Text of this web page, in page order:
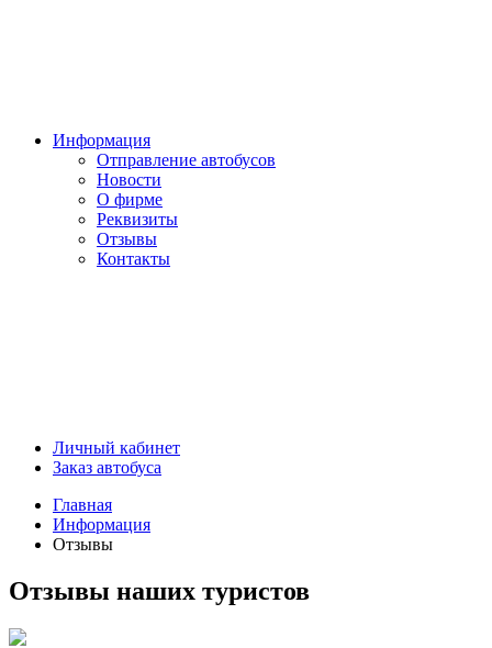
Информация
Отправление автобусов
Новости
О фирме
Реквизиты
Отзывы
Контакты
Личный кабинет
Заказ автобуса
Главная
Информация
Отзывы
Отзывы наших туристов